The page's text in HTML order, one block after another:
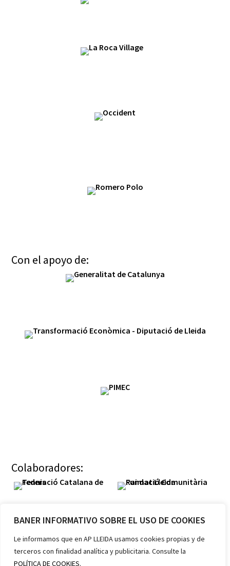
BANER INFORMATIVO SOBRE EL USO DE COOKIES
Le informamos que en AP LLEIDA usamos cookies propias y de
terceros con finalidad analítica y publicitaria. Consulte la
POLÍTICA DE COOKIES.
Miembros:
Colaboradores:
Con el apoyo de: